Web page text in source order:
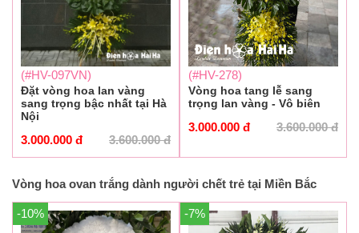
(#HV-097VN)
Đặt vòng hoa lan vàng
sang trọng bậc nhất tại Hà
Nội
3.600.000đ
3.000.000 đ
(#HV-278)
Vòng hoa tang lễ sang
trọng lan vàng - Vô biên
3.600.000đ
3.000.000 đ
Vòng hoa ovan trắng dành người chết trẻ tại Miền Bắc
-10% -7%